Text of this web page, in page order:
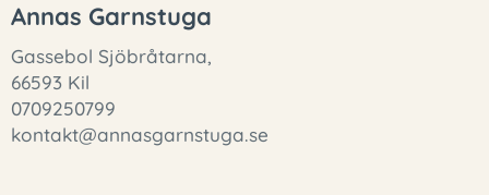
Annas Garnstuga
Gassebol Sjöbråtarna,
66593 Kil
0709250799
kontakt@annasgarnstuga.se